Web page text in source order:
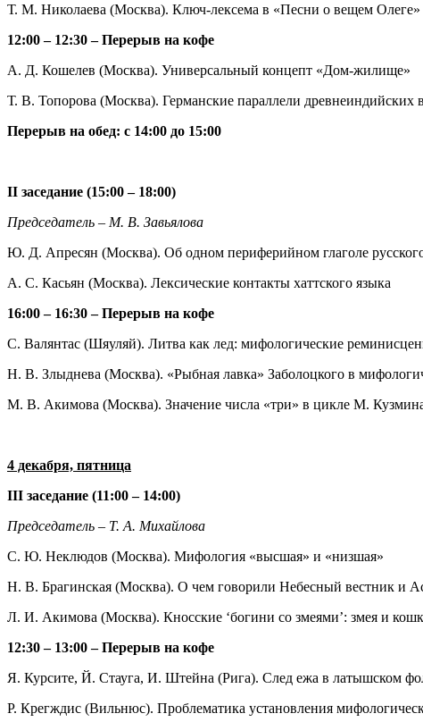
Т. М. Николаева (Москва). Ключ-лексема в «Песни о вещем Олеге»
12:00 – 12:30 – Перерыв на кофе
А. Д. Кошелев (Москва). Универсальный концепт «Дом-жилище»
Т. В. Топорова (Москва). Германские параллели древнеиндийских
Перерыв на обед: с 14:00 до 15:00
II заседание (15:00 – 18:00)
Председатель – М. В. Завьялова
Ю. Д. Апресян (Москва). Об одном периферийном глаголе
А. С. Касьян (Москва). Лексические контакты хаттского языка
16:00 – 16:30 – Перерыв на кофе
С. Валянтас (Шяуляй). Литва как лед: мифологические
Н. В. Злыднева (Москва). «Рыбная лавка» Заболоцкого в
М. В. Акимова (Москва). Значение числа «три» в цикле М.
4 декабря, пятница
III заседание (11:00 – 14:00)
Председатель – Т. А. Михайлова
С. Ю. Неклюдов (Москва). Мифология «высшая» и «низшая»
Н. В. Брагинская (Москва). О чем говорили Небесный вестник и
Л. И. Акимова (Москва). Кносские ‘богини со змеями’: змея и
12:30 – 13:00 – Перерыв на кофе
Я. Курсите, Й. Стауга, И. Штейна (Рига). След ежа в латышском
Р. Крегждис (Вильнюс). Проблематика установления